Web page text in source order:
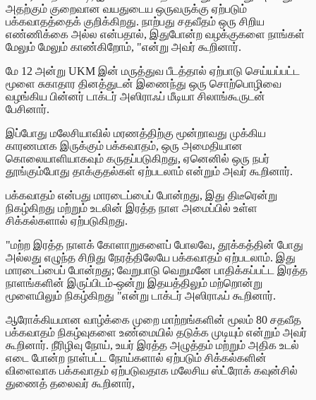
அதற்கும் குறைவான வயதுடைய ஒருவருக்கு ஏற்படும்
பக்கவாதத்தைக் குறிக்கிறது. நாற்பது சதவீதம் ஒரு சிறிய
எண்ணிக்கை அல்ல என்பதால், இதுபோன்ற வழக்குகளை நாங்கள்
மேலும் மேலும் காண்கிறோம், "என்று அவர் கூறினார்.
மே 12 அன்று UKM இன் மருத்துவ பீடத்தால் ஏற்பாடு செய்யப்பட்ட
மூளை சுகாதார தினத்துடன் இணைந்து ஒரு சொற்பொழிவை
வழங்கிய பின்னர் டாக்டர் அஸிராஃப் மீடியா சிலாங்கூருடன்
பேசினார்.
இப்போது மலேசியாவில் மரணத்திற்கு மூன்றாவது முக்கிய
காரணமாக இருக்கும் பக்கவாதம், ஒரு அமைதியான
கொலையாளியாகவும் கருதப்படுகிறது, ஏனெனில் ஒரு நபர்
தூங்கும்போது தாக்குதல்கள் ஏற்படலாம் என்றும் அவர் கூறினார்.
பக்கவாதம் என்பது மாரடைப்பைப் போன்றது, இது திடீரென்று
நிகழ்கிறது மற்றும் உடலின் இரத்த நாள அமைப்பில் உள்ள
சிக்கல்களால் ஏற்படுகிறது.
"மற்ற இரத்த நாளக் கோளாறுகளைப் போலவே, தூக்கத்தின் போது
அல்லது எழுந்த சிறிது நேரத்திலேயே பக்கவாதம் ஏற்படலாம். இது
மாரடைப்பைப் போன்றது; வேறுபாடு வெறுமனே பாதிக்கப்பட்ட இரத்த
நாளங்களின் இருப்பிடம்-ஒன்று இதயத்திலும் மற்றொன்று
மூளையிலும் நிகழ்கிறது "என்று டாக்டர் அஸிராஃப் கூறினார்.
ஆரோக்கியமான வாழ்க்கை முறை மாற்றங்களின் மூலம் 80 சதவீத
பக்கவாதம் நிகழ்வுகளை உண்மையில் தடுக்க முடியும் என்றும் அவர்
கூறினார். நீரிழிவு நோய், உயர் இரத்த அழுத்தம் மற்றும் அதிக உடல்
எடை போன்ற நாள்பட்ட நோய்களால் ஏற்படும் சிக்கல்களின்
விளைவாக பக்கவாதம் ஏற்படுவதாக மலேசிய ஸ்ட்ரோக் கவுன்சில்
துணைத் தலைவர் கூறினார்,